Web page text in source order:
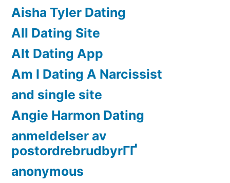
Aisha Tyler Dating
All Dating Site
Alt Dating App
Am I Dating A Narcissist
and single site
Angie Harmon Dating
anmeldelser av
postordrebrudbyrГҐ
anonymous